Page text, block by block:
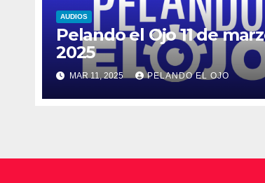
AUDIOS
Pelando el Ojo 11 de
2025
MAR 11, 2025 PELANDO EL OJO